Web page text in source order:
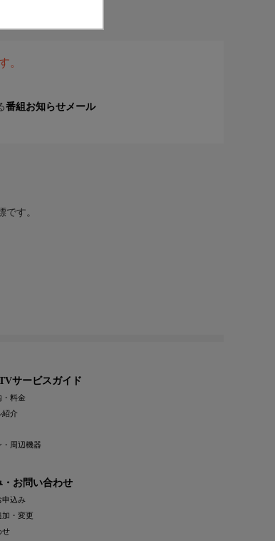
。
番組お知らせメール
す。
サービスガイド
・料金
紹介
・周辺機器
・お問い合わせ
申込み
加・変更
せ